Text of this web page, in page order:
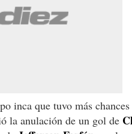
inca que tuvo más
la anulación de un gol de